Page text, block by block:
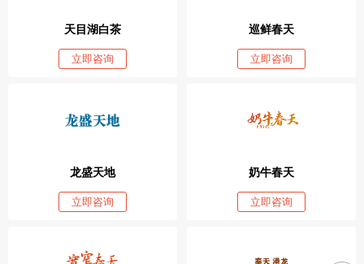
天目湖白茶
立即咨询
巡鲜春天
立即咨询
龙盛天地
立即咨询
奶牛春天
立即咨询